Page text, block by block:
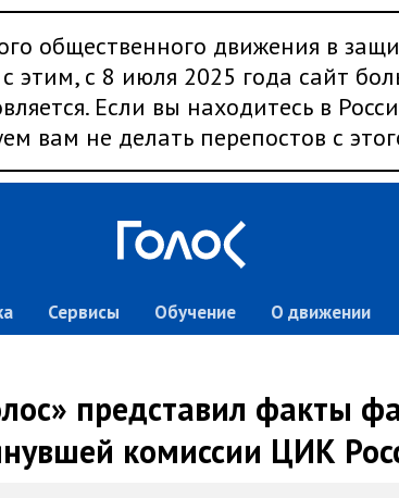
общественного движения в
этим, с 8 июля 2025 года сайт
Если вы находитесь в
вам не делать перепостов с
Сервисы Обучение О движении
представил факты
комиссии ЦИК